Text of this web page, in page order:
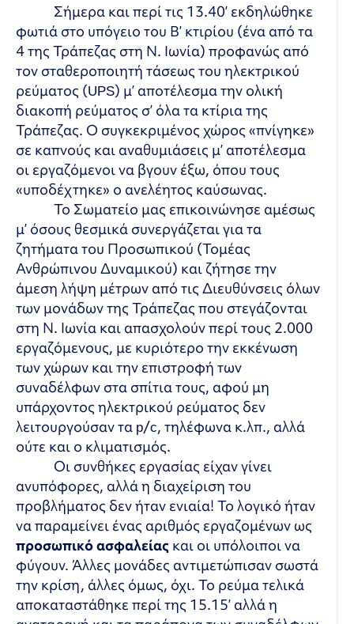
Σήμερα και περί τις 13.40’ εκδηλώθηκε
φωτιά στο υπόγειο του Β’ κτιρίου (ένα από τα
4 της Τράπεζας στη Ν. Ιωνία) προφανώς από
τον σταθεροποιητή τάσεως του ηλεκτρικού
ρεύματος (UPS) μ’ αποτέλεσμα την ολική
διακοπή ρεύματος σ’ όλα τα κτίρια της
Τράπεζας. Ο συγκεκριμένος χώρος «πνίγηκε»
σε καπνούς και αναθυμιάσεις μ’ αποτέλεσμα
οι εργαζόμενοι να βγουν έξω, όπου τους
«υποδέχτηκε» ο ανελέητος καύσωνας.
Το Σωματείο μας επικοινώνησε αμέσως
μ’ όσους θεσμικά συνεργάζεται για τα
ζητήματα του Προσωπικού (Τομέας
Ανθρώπινου Δυναμικού) και ζήτησε την
άμεση λήψη μέτρων από τις Διευθύνσεις όλων
των μονάδων της Τράπεζας που στεγάζονται
στη Ν. Ιωνία και απασχολούν περί τους 2.000
εργαζόμενους, με κυριότερο την εκκένωση
των χώρων και την επιστροφή των
συναδέλφων στα σπίτια τους, αφού μη
υπάρχοντος ηλεκτρικού ρεύματος δεν
λειτουργούσαν τα p/c, τηλέφωνα κ.λπ., αλλά
ούτε και ο κλιματισμός.
Οι συνθήκες εργασίας είχαν γίνει
ανυπόφορες, αλλά η διαχείριση του
προβλήματος δεν ήταν ενιαία! Το λογικό ήταν
να παραμείνει ένας αριθμός εργαζομένων ως
προσωπικό ασφαλείας και οι υπόλοιποι να
φύγουν. Άλλες μονάδες αντιμετώπισαν σωστά
την κρίση, άλλες όμως, όχι. Το ρεύμα τελικά
αποκαταστάθηκε περί της 15.15’ αλλά η